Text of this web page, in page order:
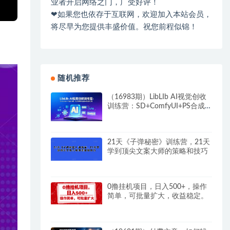
业者开启网络之门，广受好评！
❤如果您也依存于互联网，欢迎加入本站会员，
将尽早为您提供丰盛价值。祝您前程似锦！
随机推荐
（16983期）LibLIb AI视觉创收
训练营：SD+ComfyUI+PS合成
21天《子弹秘密》训练营，21天
学到顶尖文案大师的策略和技巧
0撸挂机项目，日入500+，操作
简单，可批量扩大，收益稳定。